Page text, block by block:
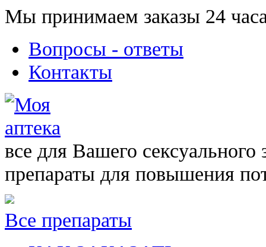
Мы принимаем заказы 24
Вопросы - ответы
Контакты
все для Вашего сексуального
препараты для повышения
Все препараты